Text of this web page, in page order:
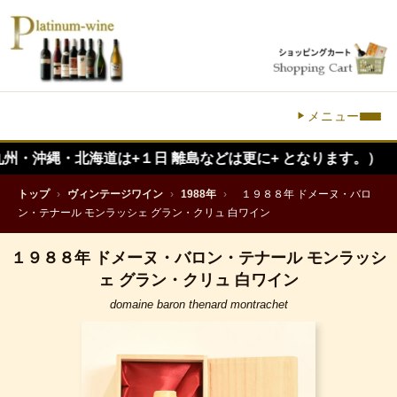
メニュー
海道は+１日 離島などは更に+ となります。）
トップ › ヴィンテージワイン › 1988年 ›
１９８８年 ドメーヌ・バロ
ン・テナール モンラッシェ グラン・クリュ 白ワイン
１９８８年 ドメーヌ・バロン・テナール モンラッシ
ェ グラン・クリュ 白ワイン
domaine baron thenard montrachet